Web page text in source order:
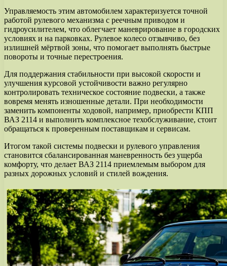
Управляемость этим автомобилем характеризуется точной
работой рулевого механизма с реечным приводом и
гидроусилителем, что облегчает маневрирование в городских
условиях и на парковках. Рулевое колесо отзывчиво, без
излишней мёртвой зоны, что помогает выполнять быстрые
повороты и точные перестроения.
Для поддержания стабильности при высокой скорости и
улучшения курсовой устойчивости важно регулярно
контролировать техническое состояние подвески, а также
вовремя менять изношенные детали. При необходимости
заменить компоненты ходовой, например, приобрести КПП
ВАЗ 2114 и выполнить комплексное техобслуживание, стоит
обращаться к проверенным поставщикам и сервисам.
Итогом такой системы подвески и рулевого управления
становится сбалансированная маневренность без ущерба
комфорту, что делает ВАЗ 2114 приемлемым выбором для
разных дорожных условий и стилей вождения.